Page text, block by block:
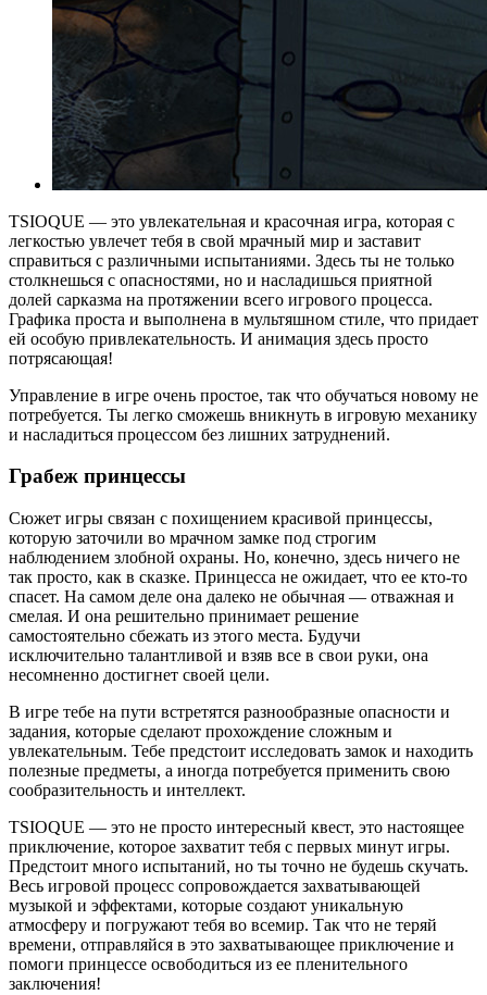
TSIOQUE — это увлекательная и красочная игра, которая с
легкостью увлечет тебя в свой мрачный мир и заставит
справиться с различными испытаниями. Здесь ты не только
столкнешься с опасностями, но и насладишься приятной
долей сарказма на протяжении всего игрового процесса.
Графика проста и выполнена в мультяшном стиле, что придает
ей особую привлекательность. И анимация здесь просто
потрясающая!
Управление в игре очень простое, так что обучаться новому не
потребуется. Ты легко сможешь вникнуть в игровую механику
и насладиться процессом без лишних затруднений.
Грабеж принцессы
Сюжет игры связан с похищением красивой принцессы,
которую заточили во мрачном замке под строгим
наблюдением злобной охраны. Но, конечно, здесь ничего не
так просто, как в сказке. Принцесса не ожидает, что ее кто-то
спасет. На самом деле она далеко не обычная — отважная и
смелая. И она решительно принимает решение
самостоятельно сбежать из этого места. Будучи
исключительно талантливой и взяв все в свои руки, она
несомненно достигнет своей цели.
В игре тебе на пути встретятся разнообразные опасности и
задания, которые сделают прохождение сложным и
увлекательным. Тебе предстоит исследовать замок и находить
полезные предметы, а иногда потребуется применить свою
сообразительность и интеллект.
TSIOQUE — это не просто интересный квест, это настоящее
приключение, которое захватит тебя с первых минут игры.
Предстоит много испытаний, но ты точно не будешь скучать.
Весь игровой процесс сопровождается захватывающей
музыкой и эффектами, которые создают уникальную
атмосферу и погружают тебя во всемир. Так что не теряй
времени, отправляйся в это захватывающее приключение и
помоги принцессе освободиться из ее пленительного
заключения!